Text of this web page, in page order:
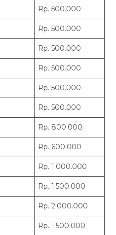
Rp. 500.000
Rp. 500.000
Rp. 500.000
Rp. 500.000
Rp. 500.000
Rp. 500.000
Rp. 800.000
Rp. 600.000
Rp. 1.000.000
Rp. 1.500.000
Rp. 2.000.000
Rp. 1.500.000